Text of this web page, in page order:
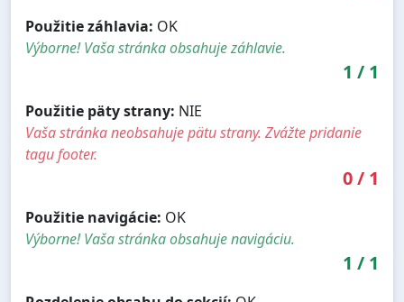
Použitie záhlavia: OK
Výborne! Vaša stránka obsahuje záhlavie.
1 / 1
Použitie päty strany: NIE
Vaša stránka neobsahuje pätu strany. Zvážte pridanie
tagu footer.
0/ 1
Použitie navigácie: OK
Výborne! Vaša stránka obsahuje navigáciu.
1 / 1